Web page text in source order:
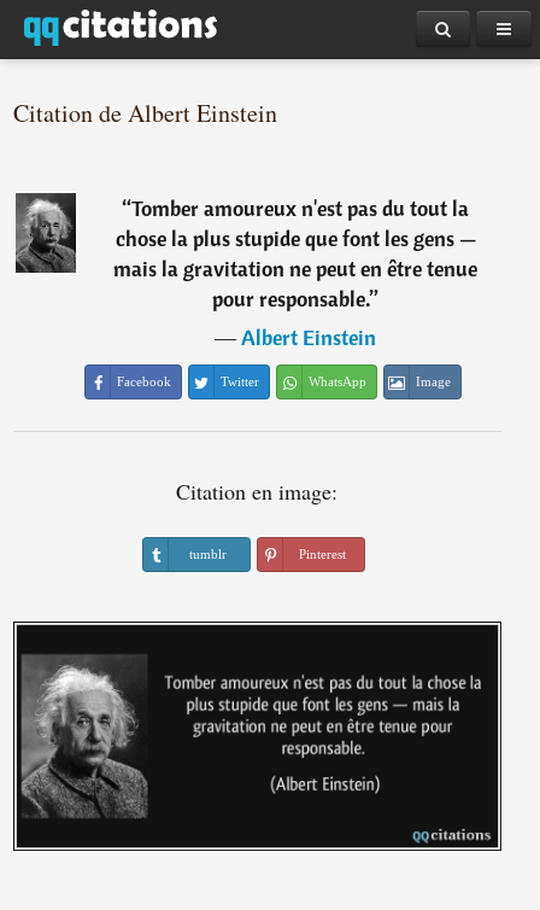
Citation de Albert Einstein
“Tomber amoureux n'est pas du tout la
chose la plus stupide que font les gens —
mais la gravitation ne peut en être tenue
pour responsable.”
―Albert Einstein
Facebook Twitter WhatsApp Image
Citation en image:
tumblr Pinterest